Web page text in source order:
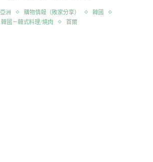
亞洲 購物情報（敗家分享）
韓國
韓國－韓式料理/燒肉
首爾